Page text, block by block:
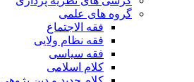
گروه های علمی
فقه الاجتماع
فقه نظام ولایی
فقه سیاسی
کلام اسلامی